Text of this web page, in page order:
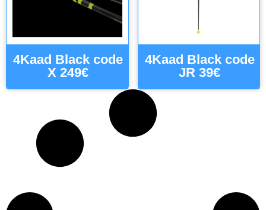
4Kaad Black code
X 249€
4Kaad Black code
JR 39€